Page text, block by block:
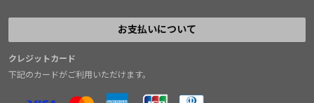
お支払いについて
クレジットカード
下記のカードがご利用いただけます。